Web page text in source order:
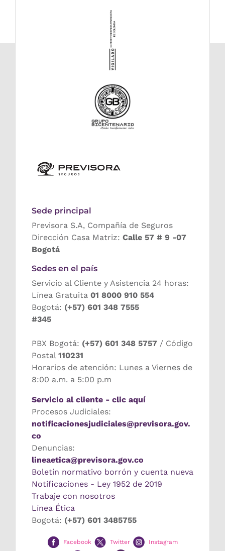
Sede principal
Previsora S.A, Compañía de Seguros
Dirección Casa Matriz: Calle 57 # 9 -07
Bogotá
Sedes en el país
Servicio al Cliente y Asistencia 24 horas:
Línea Gratuita 01 8000 910 554
Bogotá: (+57) 601 348 7555
#345
PBX Bogotá: (+57) 601 348 5757 / Código
Postal 110231
Horarios de atención: Lunes a Viernes de
8:00 a.m. a 5:00 p.m
Servicio al cliente - clic aquí
Procesos Judiciales:
notificacionesjudiciales@previsora.gov.
co
Denuncias:
lineaetica@previsora.gov.co
Boletín normativo borrón y cuenta nueva
Notificaciones - Ley 1952 de 2019
Trabaje con nosotros
Línea Ética
Bogotá: (+57) 601 3485755
Facebook Twitter Instagram